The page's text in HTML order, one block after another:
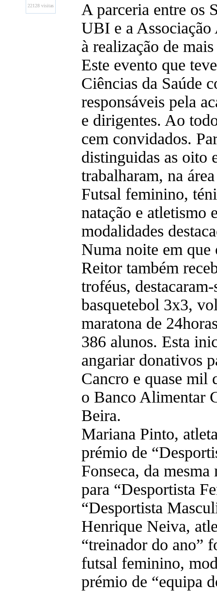
22128 visitas
A parceria entre os
UBI e a
à realização de
Este evento que
Ciências da Saúde
responsáveis pela
e dirigentes. Ao
cem convidados.
distinguidas as oito
trabalharam, na
Futsal feminino,
natação e atletismo
modalidades
Numa noite em que
Reitor também
troféus,
basquetebol 3x3,
maratona de
386 alunos. Esta
angariar donativos
Cancro e quase mil
o Banco Alimentar
Beira.
Mariana Pinto,
prémio de
Fonseca, da
para “Desportista
“Desportista
Henrique Neiva,
“treinador do ano”
futsal feminino,
prémio de “equipa